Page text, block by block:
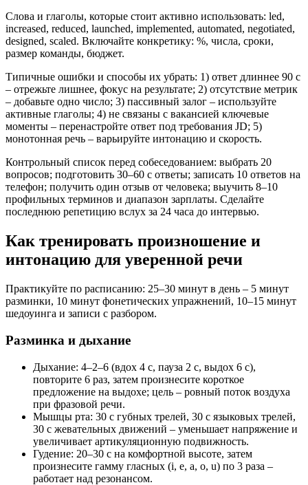
Слова и глаголы, которые стоит активно использовать: led,
increased, reduced, launched, implemented, automated, negotiated,
designed, scaled. Включайте конкретику: %, числа, сроки,
размер команды, бюджет.
Типичные ошибки и способы их убрать: 1) ответ длиннее 90 с
– отрежьте лишнее, фокус на результате; 2) отсутствие метрик
– добавьте одно число; 3) пассивный залог – используйте
активные глаголы; 4) не связаны с вакансией ключевые
моменты – перенастройте ответ под требования JD; 5)
монотонная речь – варьируйте интонацию и скорость.
Контрольный список перед собеседованием: выбрать 20
вопросов; подготовить 30–60 с ответы; записать 10 ответов на
телефон; получить один отзыв от человека; выучить 8–10
профильных терминов и диапазон зарплаты. Сделайте
последнюю репетицию вслух за 24 часа до интервью.
Как тренировать произношение и
интонацию для уверенной речи
Практикуйте по расписанию: 25–30 минут в день – 5 минут
разминки, 10 минут фонетических упражнений, 10–15 минут
шедоуинга и записи с разбором.
Разминка и дыхание
Дыхание: 4–2–6 (вдох 4 с, пауза 2 с, выдох 6 с),
повторите 6 раз, затем произнесите короткое
предложение на выдохе; цель – ровный поток воздуха
при фразовой речи.
Мышцы рта: 30 с губных трелей, 30 с языковых трелей,
30 с жевательных движений – уменьшает напряжение и
увеличивает артикуляционную подвижность.
Гудение: 20–30 с на комфортной высоте, затем
произнесите гамму гласных (i, e, a, o, u) по 3 раза –
работает над резонансом.